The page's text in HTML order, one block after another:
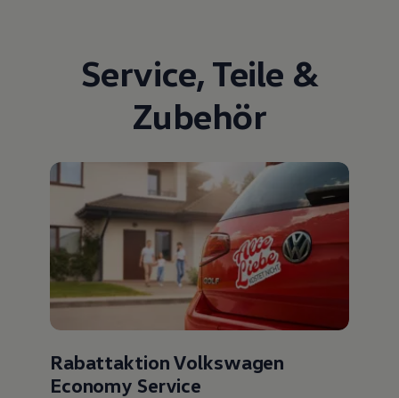
Service, Teile &
Zubehör
Rabattaktion Volkswagen
Economy Service